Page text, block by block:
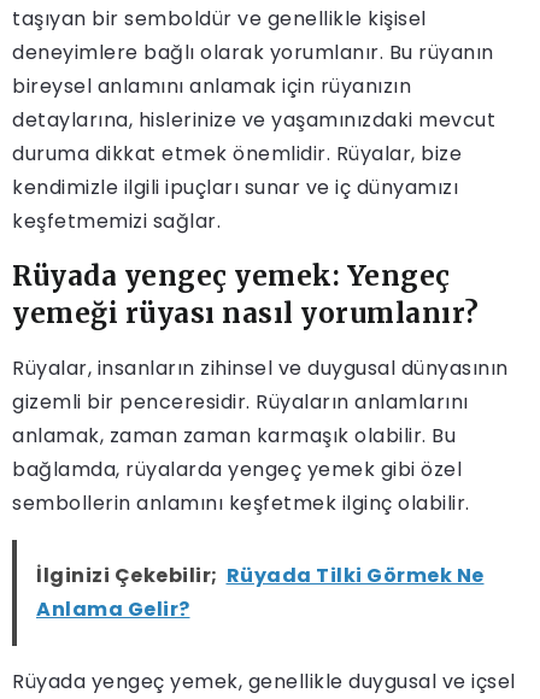
taşıyan bir semboldür ve genellikle kişisel
deneyimlere bağlı olarak yorumlanır. Bu rüyanın
bireysel anlamını anlamak için rüyanızın
detaylarına, hislerinize ve yaşamınızdaki mevcut
duruma dikkat etmek önemlidir. Rüyalar, bize
kendimizle ilgili ipuçları sunar ve iç dünyamızı
keşfetmemizi sağlar.
Rüyada yengeç yemek: Yengeç
yemeği rüyası nasıl yorumlanır?
Rüyalar, insanların zihinsel ve duygusal dünyasının
gizemli bir penceresidir. Rüyaların anlamlarını
anlamak, zaman zaman karmaşık olabilir. Bu
bağlamda, rüyalarda yengeç yemek gibi özel
sembollerin anlamını keşfetmek ilginç olabilir.
İlginizi Çekebilir; Rüyada Tilki Görmek Ne
Anlama Gelir?
Rüyada yengeç yemek, genellikle duygusal ve içsel